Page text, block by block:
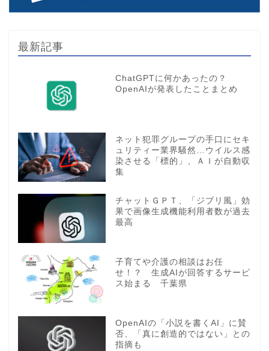
最新記事
ChatGPTに何かあったの？
OpenAIが発表したことまとめ
ネット犯罪グループの手口にセキ
ュリティー業界騒然…ウイルス感
染させる「標的」、ＡＩが自動収
集
チャットＧＰＴ、「ジブリ風」効
果で画像生成機能利用者数が過去
最高
子育てや介護の相談はお任
せ！？ 生成AIが回答するサービ
ス始まる 千葉県
OpenAIの「小説を書くAI」に賛
否、「真に創造的ではない」との
指摘も